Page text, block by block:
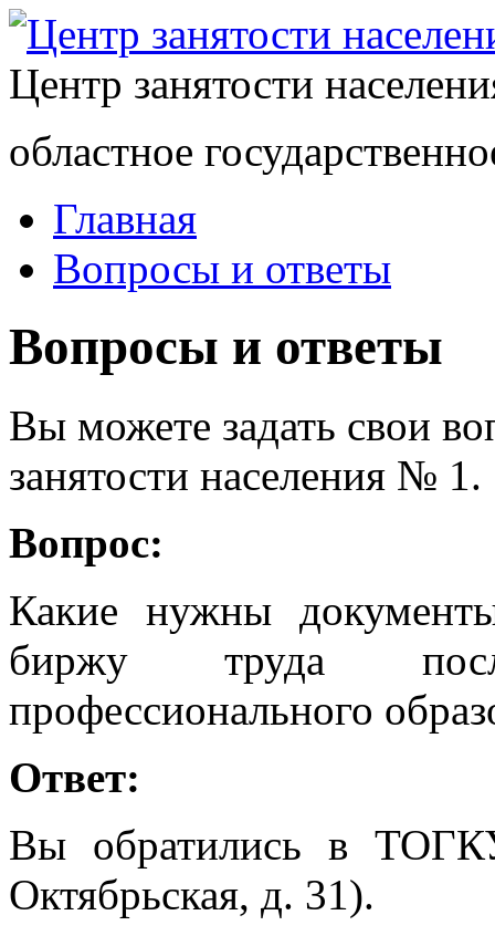
Центр занятости
областное
Главная
Вопросы и ответы
Вопросы и ответы
Вы можете задать свои
занятости населения № 1.
Вопрос:
Какие нужны
биржу труда
профессионального
Ответ:
Вы обратились в
Октябрьская, д. 31).